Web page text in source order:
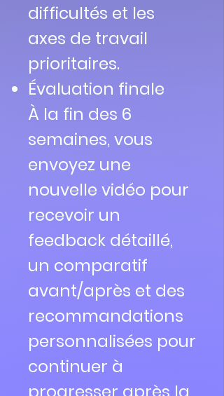
difficultés et les
axes de travail
prioritaires.
Évaluation finale
À la fin des 6
semaines, vous
envoyez une
nouvelle vidéo pour
recevoir un
feedback détaillé,
un comparatif
avant/après et des
recommandations
personnalisées pour
continuer à